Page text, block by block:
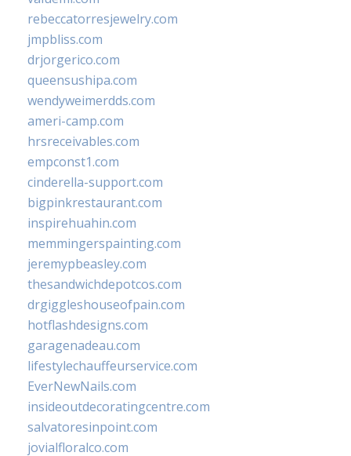
rebeccatorresjewelry.com
jmpbliss.com
drjorgerico.com
queensushipa.com
wendyweimerdds.com
ameri-camp.com
hrsreceivables.com
empconst1.com
cinderella-support.com
bigpinkrestaurant.com
inspirehuahin.com
memmingerspainting.com
jeremypbeasley.com
thesandwichdepotcos.com
drgiggleshouseofpain.com
hotflashdesigns.com
garagenadeau.com
lifestylechauffeurservice.com
EverNewNails.com
insideoutdecoratingcentre.com
salvatoresinpoint.com
jovialfloralco.com